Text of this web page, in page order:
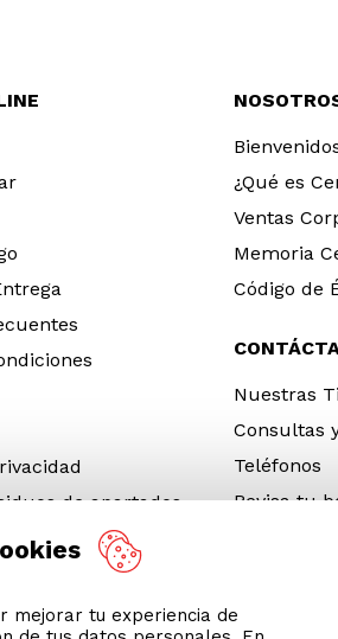
de apartados
Fuera de Uso
¿Qué es
Ventas
Memoria
Código de
Nuestras
Consultas
Teléfonos
Revisa tu
mejorar tu experiencia de